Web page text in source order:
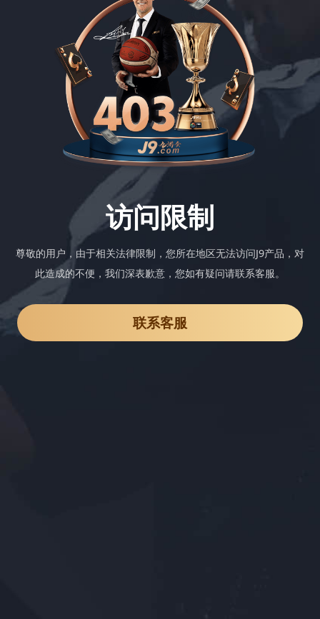
访问限制
尊敬的用户，由于相关法律限制，您所在地区无法访问J9产品，对
此造成的不便，我们深表歉意，您如有疑问请联系客服。
联系客服